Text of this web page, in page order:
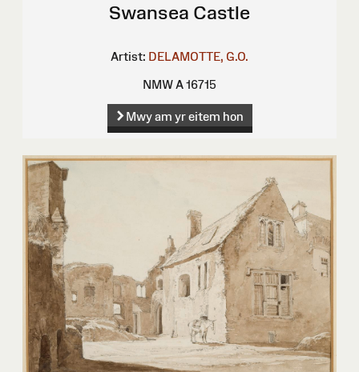
Swansea Castle
Artist: DELAMOTTE, G.O.
NMW A 16715
Mwy am yr eitem hon